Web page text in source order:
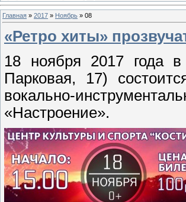
Главная » 2017 » Ноябрь » 08
«Ретро хиты»
18 ноября 2017 года
Парковая, 17)
вокально-
«Настроение».